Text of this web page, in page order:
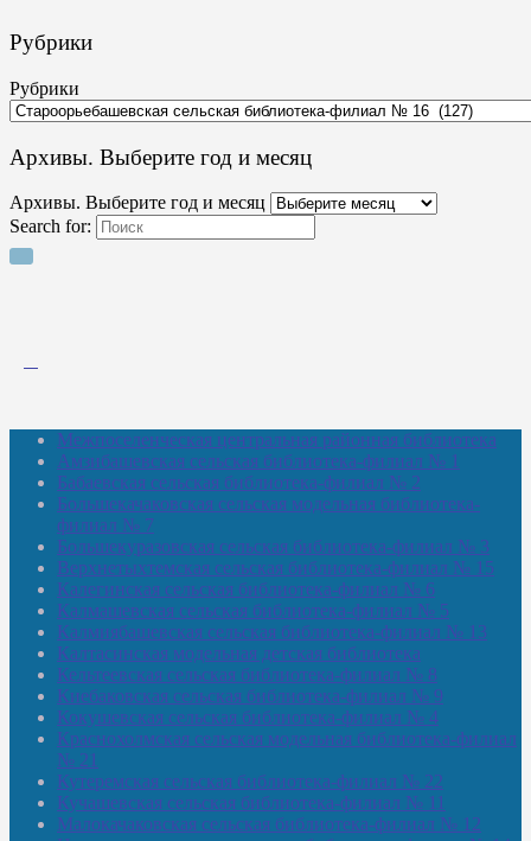
Рубрики
Рубрики
Архивы. Выберите год и месяц
Архивы. Выберите год и месяц
Search for:
Межпоселенческая центральная районная библиотека
Амзибашевская сельская библиотека-филиал № 1
Бабаевская сельская библиотека-филиал № 2
Большекачаковская сельская модельная библиотека-
филиал № 7
Большекуразовская сельская библиотека-филиал № 3
Верхнетыхтемская сельская библиотека-филиал № 15
Калегинская сельская библиотека-филиал № 6
Калмашевская сельская библиотека-филиал № 5
Калмиябашевская сельская библиотека-филиал № 13
Калтасинская модельная детская библиотека
Кельтеевская сельская библиотека-филиал № 8
Киебаковская сельская библиотека-филиал № 9
Кокушевская сельская библиотека-филиал № 4
Краснохолмская сельская модельная библиотека-филиал
№ 21
Кутеремская сельская библиотека-филиал № 22
Кучашевская сельская библиотека-филиал № 11
Малокачаковская сельская библиотека-филиал № 12